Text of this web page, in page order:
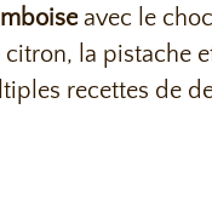
avec le
citron, la pistache
recettes de